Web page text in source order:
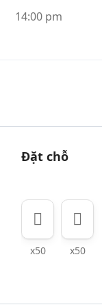
14:00 pm
Đặt chỗ
x50 x50